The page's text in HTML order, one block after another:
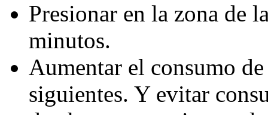
Presionar en la zona de
minutos.
Aumentar el consumo
siguientes. Y evitar